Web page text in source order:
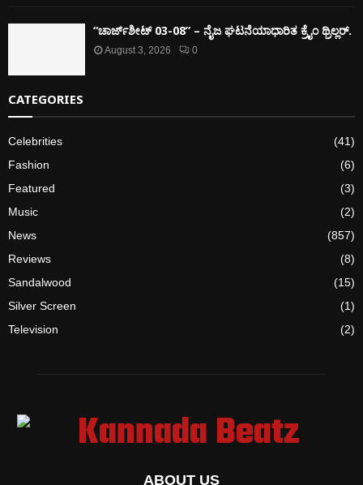
“ಚಾರ್ಜ್‌ಶೀಟ್ 03-08” – ನೈಜ ಘಟನೆಯಾಧಾರಿತ ಕ್ರೈಂ ಥ್ರಿಲ್ಲರ್.
August 3, 2026 0
CATEGORIES
Celebrities
(41)
Fashion
(6)
Featured
(3)
Music
(2)
News
(857)
Reviews
(8)
Sandalwood
(15)
Silver Screen
(1)
Television
(2)
ABOUT US